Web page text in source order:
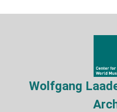
Wolfgang